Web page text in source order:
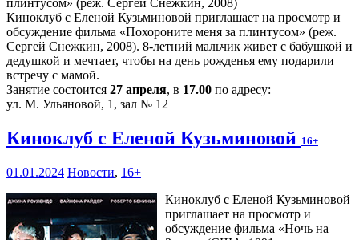
Киноклуб с Еленой Кузьминовой приглашает на просмотр и
обсуждение фильма «Похороните меня за плинтусом» (реж.
Сергей Снежкин, 2008). 8-летний мальчик живет с бабушкой и
дедушкой и мечтает, чтобы на день рожденья ему подарили
встречу с мамой.
Занятие состоится 27 апреля, в 17.00 по адресу:
ул. М. Ульяновой, 1, зал № 12
Киноклуб с Еленой Кузьминовой 16+
01.01.2024 Новости, 16+
Киноклуб с Еленой Кузьминовой
приглашает на просмотр и
обсуждение фильма «Ночь на